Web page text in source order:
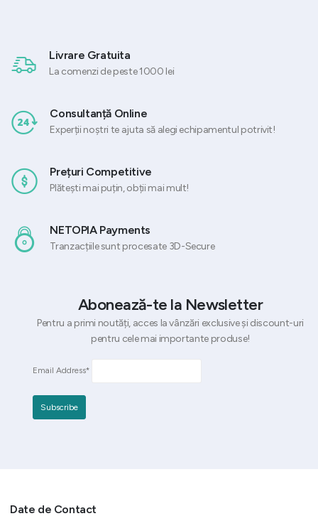
Livrare Gratuita
La comenzi de peste 1000 lei
Consultanță Online
Experții noștri te ajuta să alegi echipamentul potrivit!
Prețuri Competitive
Plătești mai puțin, obții mai mult!
NETOPIA Payments
Tranzacțiile sunt procesate 3D-Secure
Abonează-te la Newsletter
Pentru a primi noutăți, acces la vânzări exclusive și discount-uri
pentru cele mai importante produse!
Email Address*
Date de Contact